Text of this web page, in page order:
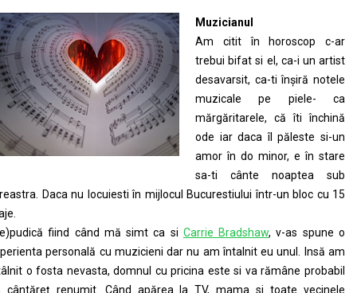
Muzicianul
Am citit în horoscop c-ar
trebui bifat si el, ca-i un artist
desavarsit, ca-ti înșiră notele
muzicale pe piele- ca
mărgăritarele, că îti închină
ode iar daca îl păleste si-un
amor în do minor, e în stare
sa-ti cânte noaptea sub
Daca nu locuiesti în mijlocul Bucurestiului într-un bloc cu 15
fiind când mă simt ca si Carrie Bradshaw, v-as spune o
personală cu muzicieni dar nu am întalnit eu unul. Insă am
o fosta nevasta, domnul cu pricina este si va rămâne probabil
cântăreț renumit. Când apărea la TV, mama si toate vecinele